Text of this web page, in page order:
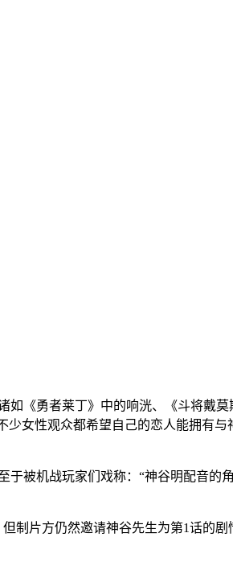
如《勇者莱丁》中的响洸、《斗将戴
少女性观众都希望自己的恋人能拥有与
被机战玩家们戏称：“神谷明配音的
制片方仍然邀请神谷先生为第1话的剧